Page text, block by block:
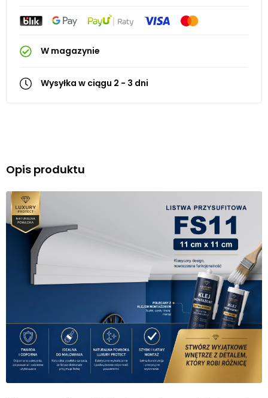
W magazynie
Wysyłka w ciągu 2 - 3 dni
Opis produktu